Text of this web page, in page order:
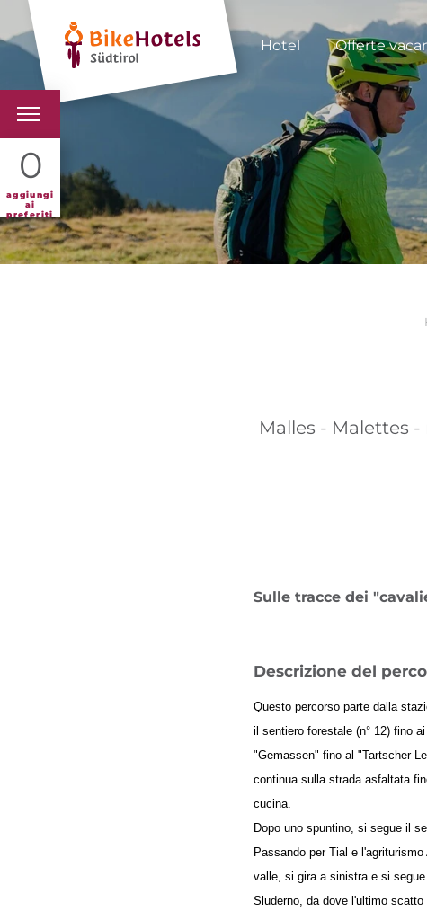
Hotel Offerte
0
aggiungi
ai
preferiti
BIKEHOTELS
HOTELS & PACCHETTI
TOUR & TERRITORI
Malles - Malettes
Sulle tracce dei
Descrizione del
Questo percorso parte dalla
il sentiero forestale (n° 12) fino
"Gemassen" fino al "Tartscher
continua sulla strada asfaltata
cucina.
Dopo uno spuntino, si segue il
Passando per Tial e
valle, si gira a sinistra e si
Sluderno, da dove l'ultimo